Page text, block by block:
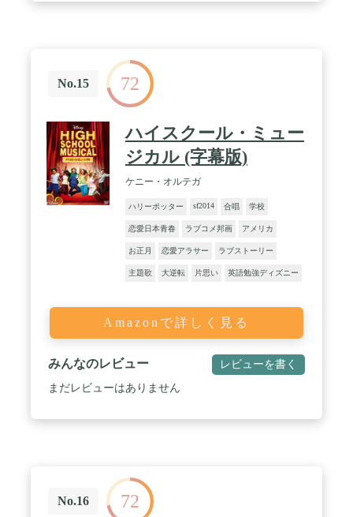
No.15 72
ハイスクール・ミュー
ジカル (字幕版)
ケニー・オルテガ
ハリーポッター sf2014 合唱 学校
恋愛日本青春 ラブコメ邦画 アメリカ
お正月 恋愛アラサー ラブストーリー
主題歌 大逆転 片思い 英語勉強ディズニー
Amazonで詳しく見る
みんなのレビュー レビューを書く
まだレビューはありません
No.16 72